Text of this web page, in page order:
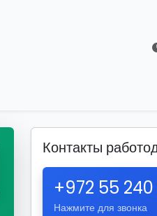
Контакты
+972 55
Нажмите для звонка